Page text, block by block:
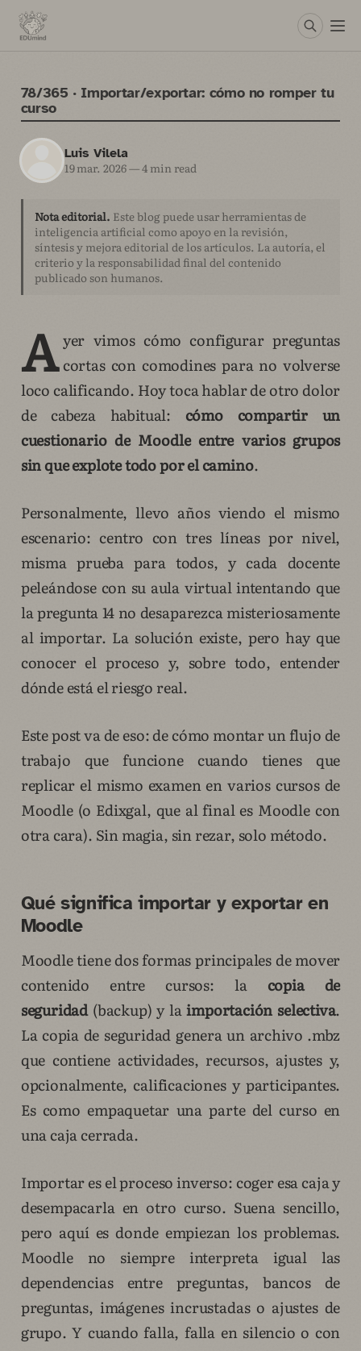
78/365 · Importar/exportar: cómo no romper tu
curso
Luis Vilela
19 mar. 2026—4 min read
Nota editorial. Este blog puede usar herramientas de
inteligencia artificial como apoyo en la revisión,
síntesis y mejora editorial de los artículos. La autoría, el
criterio y la responsabilidad final del contenido
publicado son humanos.
A yer vimos cómo configurar preguntas
cortas con comodines para no volverse
loco calificando. Hoy toca hablar de otro dolor
de cabeza habitual: cómo compartir un
cuestionario de Moodle entre varios grupos
sin que explote todo por el camino.
Personalmente, llevo años viendo el mismo
escenario: centro con tres líneas por nivel,
misma prueba para todos, y cada docente
peleándose con su aula virtual intentando que
la pregunta 14 no desaparezca misteriosamente
al importar. La solución existe, pero hay que
conocer el proceso y, sobre todo, entender
dónde está el riesgo real.
Este post va de eso: de cómo montar un flujo de
trabajo que funcione cuando tienes que
replicar el mismo examen en varios cursos de
Moodle (o Edixgal, que al final es Moodle con
otra cara). Sin magia, sin rezar, solo método.
Qué significa importar y exportar en
Moodle
Moodle tiene dos formas principales de mover
contenido entre cursos: la copia de
seguridad(backup) y laimportación selectiva.
La copia de seguridad genera un archivo .mbz
que contiene actividades, recursos, ajustes y,
opcionalmente, calificaciones y participantes.
Es como empaquetar una parte del curso en
una caja cerrada.
Importar es el proceso inverso: coger esa caja y
desempacarla en otro curso. Suena sencillo,
pero aquí es donde empiezan los problemas.
Moodle no siempre interpreta igual las
dependencias entre preguntas, bancos de
preguntas, imágenes incrustadas o ajustes de
grupo. Y cuando falla, falla en silencio o con